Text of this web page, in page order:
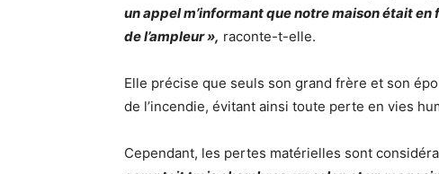
un appel m’informant que notre maison était
de l’ampleur », raconte-t-elle.
Elle précise que seuls son grand frère et son
de l’incendie, évitant ainsi toute perte en vies
Cependant, les pertes matérielles sont